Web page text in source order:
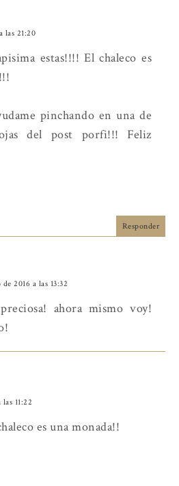
las 21:20
estas!!!! El chaleco es
pinchando en una de
del post porfi!!! Feliz
Responder
2016 a las 13:32
ahora mismo voy!
11:22
es una monada!!